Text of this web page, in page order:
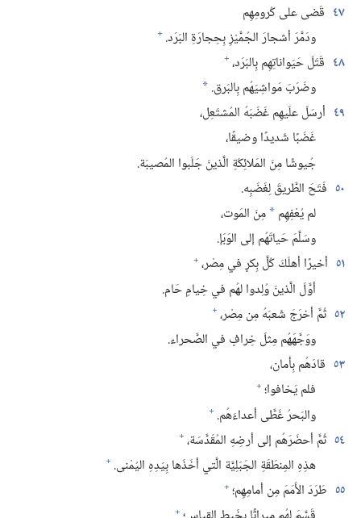
٤٧ قَضى على كُرومِهِم
ودَمَّرَ أشجارَ الجُمَّيْزِ بِحِجارَةِ البَرَد.‏ +
٤٨ قَتَلَ حَيَواناتِهِم بِالبَرَد،‏ +
وضَرَبَ مَواشِيَهُم بِالبَرق.‏ *
٤٩ أرسَلَ علَيهِم غَضَبَهُ المُشتَعِل،‏
غَضَبًا شَديدًا وضيقًا،‏
جُيوشًا مِنَ المَلائِكَةِ الَّذينَ جَلَبوا المُصيبَة.‏
٥٠ فَتَحَ الطَّريقَ لِغَضَبِه.‏
لم يُعْفِهِم * مِنَ المَوت،‏
وسَلَّمَ حَياتَهُم إلى الوَبَإ.‏
٥١ أخيرًا أهلَكَ كُلَّ بِكرٍ في مِصْر،‏ +
أوَّلَ الَّذينَ وُلِدوا لهُم في خِيامِ حَام.‏
٥٢ ثُمَّ أخرَجَ شَعبَهُ مِن مِصْر،‏ +
ووَجَّهَهُم مِثلَ خِرافٍ في الصَّحراء.‏
٥٣ قادَهُم بِأمان،‏
فلم يَخافوا؛‏ +
والبَحرُ غَطَّى أعداءَهُم.‏ +
٥٤ ثُمَّ أحضَرَهُم إلى أرضِهِ المُقَدَّسَة،‏ +
هذِهِ المِنطَقَةِ الجَبَلِيَّة الَّتي أخَذَها بِيَدِهِ اليُمْنى.‏ +
٥٥ طَرَدَ الأُمَمَ مِن أمامِهِم؛‏ +
+